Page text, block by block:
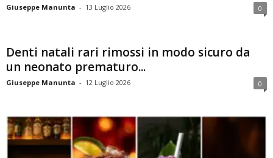
Giuseppe Manunta - 13 Luglio 2026 0
Denti natali rari rimossi in modo sicuro da
un neonato prematuro...
Giuseppe Manunta - 12 Luglio 2026 0